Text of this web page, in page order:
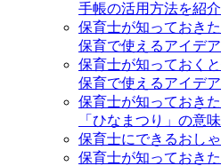
手帳の活用方法を紹介
保育士が知っておき
保育で使えるアイデ
保育士が知っておく
保育で使えるアイデ
保育士が知っておき
「ひなまつり」の意
保育士にできるおし
保育士が知っておき